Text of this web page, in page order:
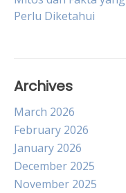
navigation
Perlu Diketahui
Archives
March 2026
February 2026
January 2026
December 2025
November 2025